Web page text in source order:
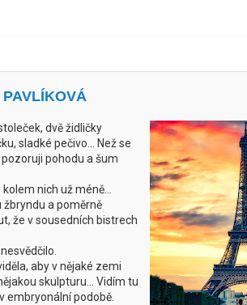
dvě židličky
sladké pečivo... Než se
pohodu a šum
nich už méně...
žbryndu a poměrně
že v sousedních bistrech
aby v nějaké zemi
skulpturu... Vidím tu
embryonální podobě.